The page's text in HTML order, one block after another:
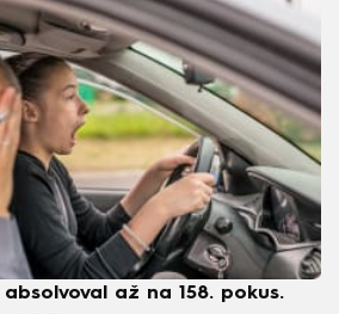
absolvoval až na 158. pokus.